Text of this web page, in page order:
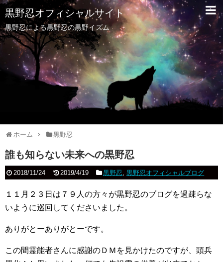
黒野忍オフィシャルサイト
黒野忍による黒野忍の黒野イズム
ホーム 黒野忍
誰も知らない未来への黒野忍
2018/11/24 2019/4/19 黒野忍,黒野忍オフィシャルブログ
１１月２３日は７９人の方々が黒野忍のブログを過疎らな
いように巡回してくださいました。
ありがとーありがとーです。
この間霊能者さんに感謝のＤＭを見かけたのですが、頭兵